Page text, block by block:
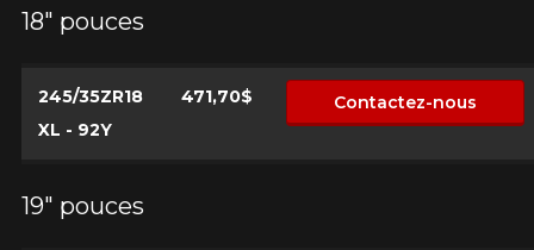
18" pouces
245/35ZR18
XL - 92Y
471,70$ Contactez-nous
19" pouces